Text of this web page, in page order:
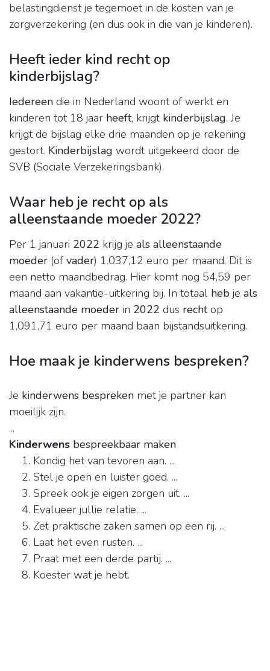
belastingdienst je tegemoet in de kosten van je
zorgverzekering (en dus ook in die van je kinderen).
Heeft ieder kind recht op
kinderbijslag?
Iedereen die in Nederland woont of werkt en
kinderen tot 18 jaar heeft, krijgt kinderbijslag. Je
krijgt de bijslag elke drie maanden op je rekening
gestort. Kinderbijslag wordt uitgekeerd door de
SVB (Sociale Verzekeringsbank).
Waar heb je recht op als
alleenstaande moeder 2022?
Per 1 januari 2022 krijg je als alleenstaande
moeder (of vader) 1.037,12 euro per maand. Dit is
een netto maandbedrag. Hier komt nog 54,59 per
maand aan vakantie-uitkering bij. In totaal heb je als
alleenstaande moeder in 2022 dus rechtop
1,091,71 euro per maand baan bijstandsuitkering.
Hoe maak je kinderwens bespreken?
Je kinderwens bespreken met je partner kan
moeilijk zijn.
...
Kinderwens bespreekbaar maken
Kondig het van tevoren aan. ...
Stel je open en luister goed. ...
Spreek ook je eigen zorgen uit. ...
Evalueer jullie relatie. ...
Zet praktische zaken samen op een rij. ...
Laat het even rusten. ...
Praat met een derde partij. ...
Koester wat je hebt.